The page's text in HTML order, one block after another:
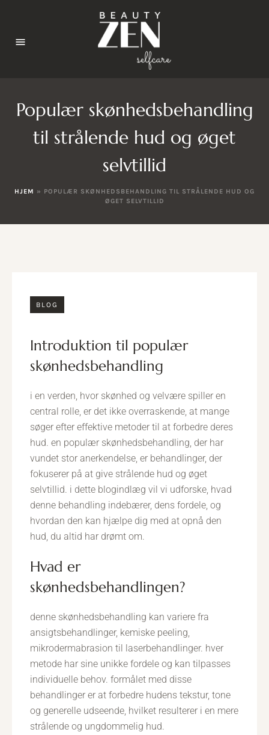
Populær skønhedsbehandling
til strålende hud og øget
selvtillid
HJEM » POPULÆR SKØNHEDSBEHANDLING TIL STRÅLENDE HUD OG
ØGET SELVTILLID
BLOG
introduktion til populær
skønhedsbehandling
i en verden, hvor skønhed og velvære spiller en
central rolle, er det ikke overraskende, at mange
søger efter effektive metoder til at forbedre deres
hud. en populær skønhedsbehandling, der har
vundet stor anerkendelse, er behandlinger, der
fokuserer på at give strålende hud og øget
selvtillid. i dette blogindlæg vil vi udforske, hvad
denne behandling indebærer, dens fordele, og
hvordan den kan hjælpe dig med at opnå den
hud, du altid har drømt om.
hvad er
skønhedsbehandlingen?
denne skønhedsbehandling kan variere fra
ansigtsbehandlinger, kemiske peeling,
mikrodermabrasion til laserbehandlinger. hver
metode har sine unikke fordele og kan tilpasses
individuelle behov. formålet med disse
behandlinger er at forbedre hudens tekstur, tone
og generelle udseende, hvilket resulterer i en mere
strålende og ungdommelig hud.